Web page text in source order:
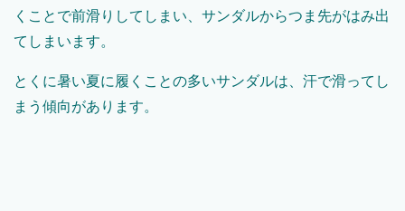
くことで前滑りしてしまい、サンダルからつま先がはみ出
てしまいます。
とくに暑い夏に履くことの多いサンダルは、汗で滑ってし
まう傾向があります。